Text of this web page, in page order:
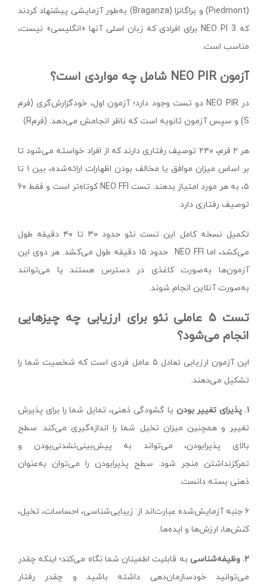
(Piedmont) و براگانزا (Braganza) به‌طور آزمایشی پیشنهاد کردند
که NEO PI 3 برای افرادی که زبان اصلی‌ آنها «انگلیسی» نیست،
مناسب است.
آزمون NEO PIR شامل چه مواردی است؟
در NEO PIR دو تست وجود دارد؛ آزمون اول، خودگزارش‌گری (فرم
S) و سپس آزمون ثانویه است که ناظر انجامش می‌دهد. (فرمR)
هر ۲ فرم، ۲۴۰ توصیف رفتاری دارند که از افراد خواسته می‌شود تا
بر اساس میزان موافق یا مخالف‌ بودن اظهارات ارائه‌شده، بین ۱ تا
۵، به هر مورد امتیاز بدهند. تست NEO FFI کوتاه‌تر است و فقط ۶۰
توصیف رفتاری دارد.
تکمیل نسخه کامل این تست نئو حدود ۳۰ تا ۴۰ دقیقه طول
می‌کشد، اما NEO FFI حدود ۱۵ دقیقه طول می‌کشد. هر دوی این
آزمون‌ها به‌صورت کاغذی در دسترس هستند یا می‌توانند
به‌صورت آنلاین انجام شوند.
تست ۵ عاملی نئو برای ارزیابی چه چیزهایی
انجام می‌شود؟
این آزمون ارزیابی تعادل ۵ عامل فردی است که شخصیت شما را
تشکیل می‌دهند.
۱. پذیرای تغییر بودن
یا گشودگی ذهنی، تمایل شما را برای پذیرش
تغییر و همچنین میزان تخیل شما را اندازه‌گیری می‌کند. سطح
بالای پذیرابودن، می‌تواند به پیش‌بینی‌نشدنی‌بودن و
تمرکزنداشتن منجر شود. سطح پذیرابودن را می‌توان به‌عنوان
ذهنی بسته دانست.
۶ جنبه آزمایش‌شده عبارت‌اند از: زیبایی‌شناسی، احساسات، تخیل،
کنش‌ها، ارزش‌ها و ایده‌ها.
۲. وظیفه‌شناسی
به قابلیت اطمینان شما نگاه می‌کند؛ اینکه چقدر
می‌توانید خودسازمان‌دهی داشته باشید و چقدر رفتار